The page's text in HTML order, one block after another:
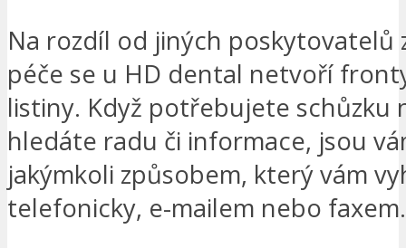
Na rozdíl od jiných poskytovatelů
péče se u HD dental netvoří
listiny. Když potřebujete schůzku
hledáte radu či informace, jsou
jakýmkoli způsobem, který vám
telefonicky, e-mailem nebo faxem.